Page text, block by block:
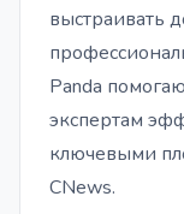
выстраивать
Panda
экспертам
ключевыми
CNews.